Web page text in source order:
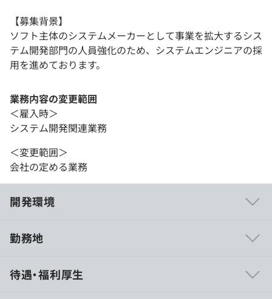
【募集背景】
ソフト主体のシステムメーカーとして事業を拡大するシス
テム開発部門の人員強化のため、システムエンジニアの採
用を進めております。
業務内容の変更範囲
＜雇入時＞
システム開発関連業務
＜変更範囲＞
会社の定める業務
開発環境
す。
勤務地
待遇・福利厚生